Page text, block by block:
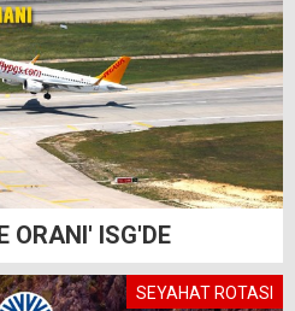
ORANI' ISG'DE
SEYAHAT ROTASI